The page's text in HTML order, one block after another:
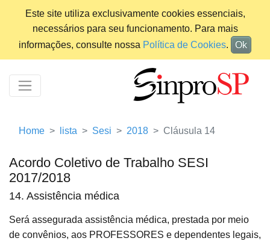
Este site utiliza exclusivamente cookies essenciais,
necessários para seu funcionamento. Para mais
informações, consulte nossa Política de Cookies. Ok
Home lista Sesi 2018 Cláusula 14
Acordo Coletivo de Trabalho SESI
2017/2018
14. Assistência médica
Será assegurada assistência médica, prestada por meio
de convênios, aos PROFESSORES e dependentes legais,